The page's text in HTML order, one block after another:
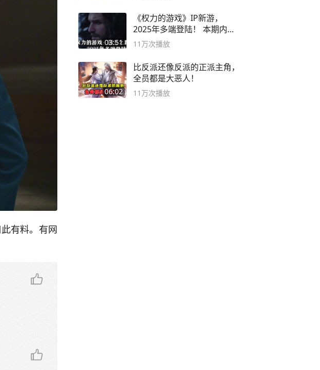
有料。有网
03:51
《权力的游戏》IP新游，
2025年多端登陆！ 本期内容
概要
11万次播放
06:02
比反派还像反派的正派主角，
全员都是大恶人！
11万次播放